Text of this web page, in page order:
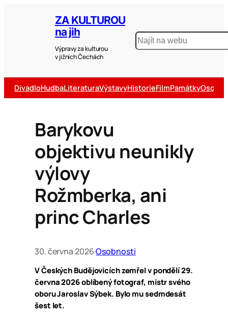
ZA KULTUROU
na jih
Výpravy za kulturou
v jižních Čechách
DivadloHudbaLiteraturaVýstavyHistorieFilmPamátky
Barykovu
objektivu neunikly
výlovy
Rožmberka, ani
princ Charles
30. června 2026·Osobnosti
V Českých Budějovicích zemřel v pondělí 29.
června 2026 oblíbený fotograf, mistr svého
oboru Jaroslav Sýbek. Bylo mu sedmdesát
šest let.